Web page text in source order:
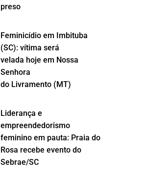
preso
Feminicídio em Imbituba
(SC): vítima será
velada hoje em Nossa
Senhora
do Livramento (MT)
Liderança e
empreendedorismo
feminino em pauta: Praia do
Rosa recebe evento do
Sebrae/SC